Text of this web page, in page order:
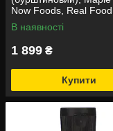
Now Foods, Real Food,
органік, сорт А, 946 мл
В наявності
1 899 ₴
Купити